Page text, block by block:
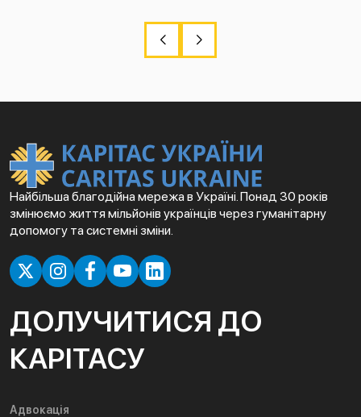
Найбільша благодійна мережа в Україні. Понад 30 років
змінюємо життя мільйонів українців через гуманітарну
допомогу та системні зміни.
ДОЛУЧИТИСЯ ДО
КАРІТАСУ
Адвокація